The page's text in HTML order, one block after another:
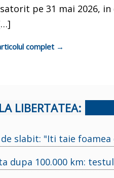
pe 31 mai 2026,
complet →
LIBERTATEA:
slabit: "Iti taie
dupa 100.000 km: